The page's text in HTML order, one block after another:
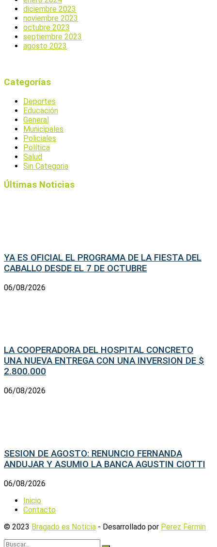
diciembre 2023
noviembre 2023
octubre 2023
septiembre 2023
agosto 2023
Categorías
Deportes
Educación
General
Municipales
Policiales
Política
Salud
Sin Categoria
Últimas Noticias
YA ES OFICIAL EL PROGRAMA DE LA FIESTA DEL
CABALLO DESDE EL 7 DE OCTUBRE
06/08/2026
LA COOPERADORA DEL HOSPITAL CONCRETO
UNA NUEVA ENTREGA CON UNA INVERSION DE $
2.800.000
06/08/2026
SESION DE AGOSTO: RENUNCIO FERNANDA
ANDUJAR Y ASUMIO LA BANCA AGUSTIN CIOTTI
06/08/2026
Inicio
Contacto
© 2023 Bragado es Noticia - Desarrollado por Perez Fermin